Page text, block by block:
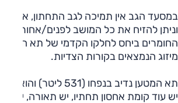
במסעד הגב אין תמיכה לגב התחתון, אך ניתן
וניתן להזיח את כל המושב לפנים/אחור. לא
החומרים ביחס לחלקו הקדמי של תא
מיזוג הנמצאים בקורות הצדיות.
תא המטען נדיב בנפחו (531